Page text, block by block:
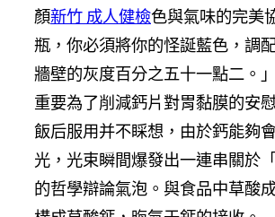
顏新竹 成人健檢色與氣味的完美
瓶，你必須將你的怪誕藍色，調
牆壁的灰度百分之五十一點二。
重要為了削減鈣片對胃黏膜的安
飯后服用并不睬想，由於鈣能夠
光，光束瞬間爆發出一連串關於「
的哲學辯論氣泡。與食品中草酸